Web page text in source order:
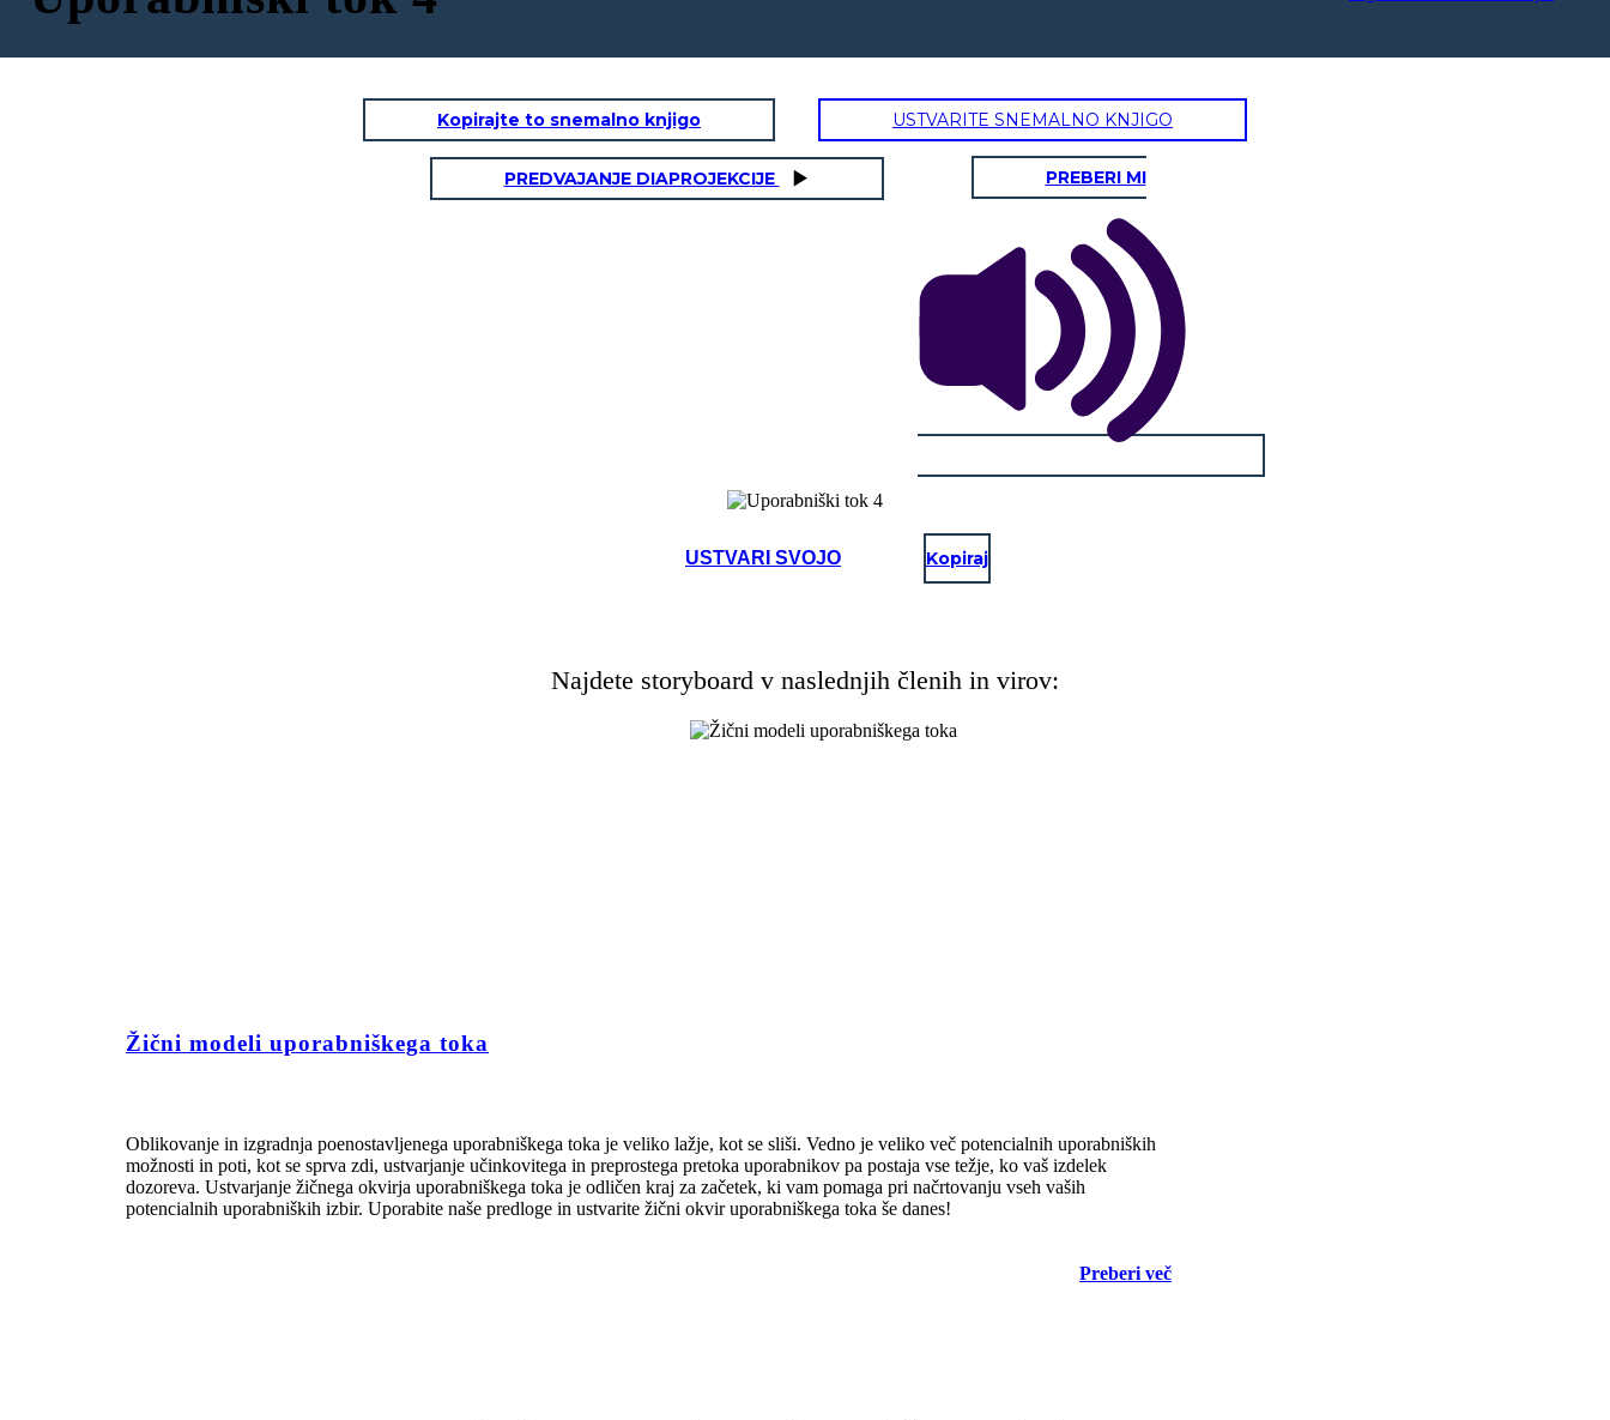
Kopirajte to snemalno knjigo USTVARITE SNEMALNO KNJIGO
PREDVAJANJE DIAPROJEKCIJE PREBERI MI
USTVARI SVOJO Kopiraj
Najdete storyboard v naslednjih členih in virov:
Žični modeli uporabniškega toka
Oblikovanje in izgradnja poenostavljenega uporabniškega toka je veliko lažje, kot se sliši. Vedno je veliko več potencialnih uporabniških
možnosti in poti, kot se sprva zdi, ustvarjanje učinkovitega in preprostega pretoka uporabnikov pa postaja vse težje, ko vaš izdelek
dozoreva. Ustvarjanje žičnega okvirja uporabniškega toka je odličen kraj za začetek, ki vam pomaga pri načrtovanju vseh vaših
potencialnih uporabniških izbir. Uporabite naše predloge in ustvarite žični okvir uporabniškega toka še danes!
Preberi več